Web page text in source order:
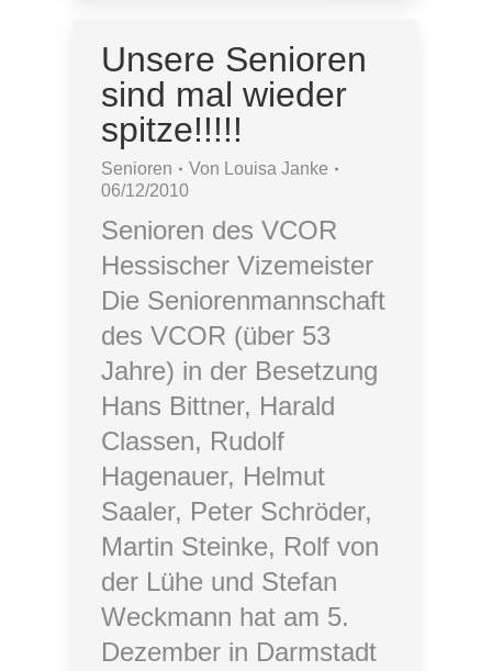
Unsere Senioren
sind mal wieder
spitze!!!!!
Senioren Von Louisa Janke
06/12/2010
Senioren des VCOR
Hessischer Vizemeister
Die Seniorenmannschaft
des VCOR (über 53
Jahre) in der Besetzung
Hans Bittner, Harald
Classen, Rudolf
Hagenauer, Helmut
Saaler, Peter Schröder,
Martin Steinke, Rolf von
der Lühe und Stefan
Weckmann hat am 5.
Dezember in Darmstadt